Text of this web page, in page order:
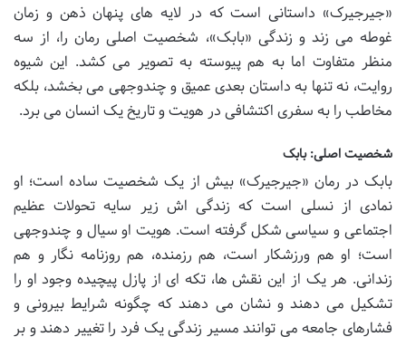
«جیرجیرک» داستانی است که در لایه های پنهان ذهن و زمان
غوطه می زند و زندگی «بابک»، شخصیت اصلی رمان را، از سه
منظر متفاوت اما به هم پیوسته به تصویر می کشد. این شیوه
روایت، نه تنها به داستان بعدی عمیق و چندوجهی می بخشد، بلکه
مخاطب را به سفری اکتشافی در هویت و تاریخ یک انسان می برد.
شخصیت اصلی: بابک
بابک در رمان «جیرجیرک» بیش از یک شخصیت ساده است؛ او
نمادی از نسلی است که زندگی اش زیر سایه تحولات عظیم
اجتماعی و سیاسی شکل گرفته است. هویت او سیال و چندوجهی
است؛ او هم ورزشکار است، هم رزمنده، هم روزنامه نگار و هم
زندانی. هر یک از این نقش ها، تکه ای از پازل پیچیده وجود او را
تشکیل می دهند و نشان می دهند که چگونه شرایط بیرونی و
فشارهای جامعه می توانند مسیر زندگی یک فرد را تغییر دهند و بر